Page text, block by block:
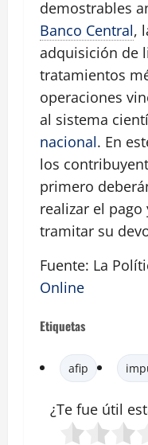
demostrables
Banco Central,
adquisición de
tratamientos
operaciones
al sistema
nacional. En
los
primero
realizar el pago
tramitar su
Fuente: La
Online
Etiquetas
afip
¿Te fue útil